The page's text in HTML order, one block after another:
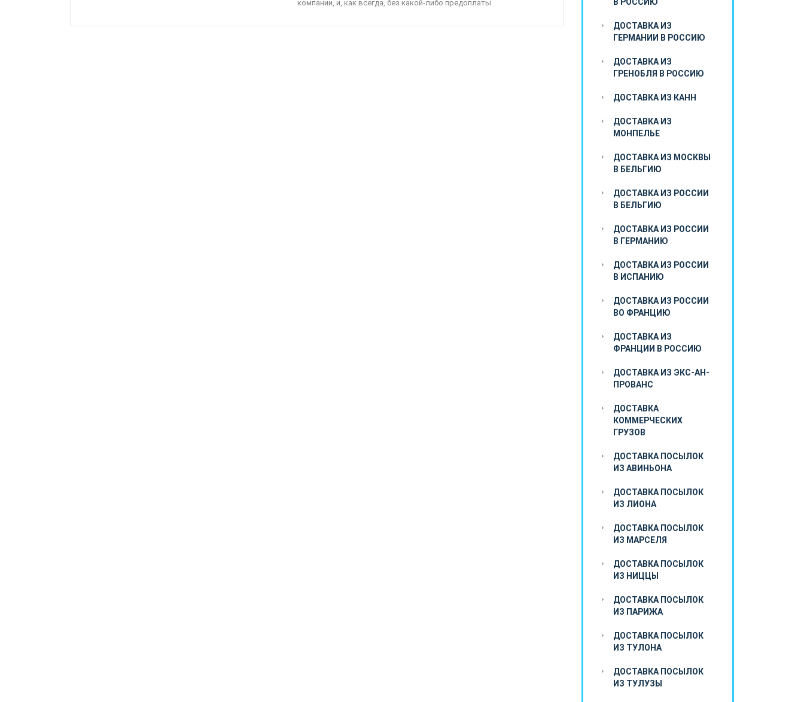
компании, и, как всегда, без какой-либо предоплаты.
ДОСТАВКА ИЗ
ГЕРМАНИИ В РОССИЮ
ДОСТАВКА ИЗ
ГРЕНОБЛЯ В РОССИЮ
ДОСТАВКА ИЗ КАНН
ДОСТАВКА ИЗ
МОНПЕЛЬЕ
ДОСТАВКА ИЗ МОСКВЫ
В БЕЛЬГИЮ
ДОСТАВКА ИЗ РОССИИ
В БЕЛЬГИЮ
ДОСТАВКА ИЗ РОССИИ
В ГЕРМАНИЮ
ДОСТАВКА ИЗ РОССИИ
В ИСПАНИЮ
ДОСТАВКА ИЗ РОССИИ
ВО ФРАНЦИЮ
ДОСТАВКА ИЗ
ФРАНЦИИ В РОССИЮ
ДОСТАВКА ИЗ ЭКС-АН-
ПРОВАНС
ДОСТАВКА
КОММЕРЧЕСКИХ
ГРУЗОВ
ДОСТАВКА ПОСЫЛОК
ИЗ АВИНЬОНА
ДОСТАВКА ПОСЫЛОК
ИЗ ЛИОНА
ДОСТАВКА ПОСЫЛОК
ИЗ МАРСЕЛЯ
ДОСТАВКА ПОСЫЛОК
ИЗ НИЦЦЫ
ДОСТАВКА ПОСЫЛОК
ИЗ ПАРИЖА
ДОСТАВКА ПОСЫЛОК
ИЗ ТУЛОНА
ДОСТАВКА ПОСЫЛОК
ИЗ ТУЛУЗЫ